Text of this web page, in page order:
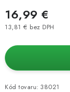
16,99 €
13,81 € bez DPH
Kód tovaru: 38021